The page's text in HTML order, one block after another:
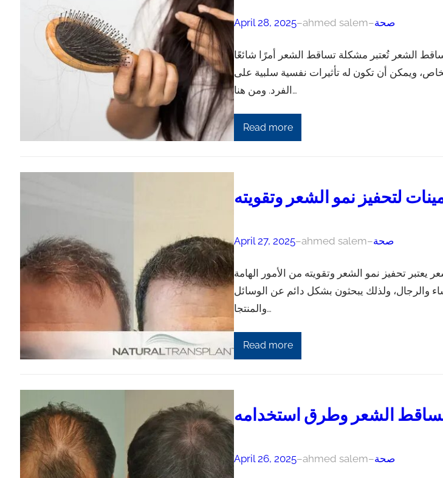
April 28, 2025–ahmed salem–صحة
الشعر تُعتبر مشكلة تساقط الشعر أمرًا شائعًا
ويمكن أن تكون له تأثيرات نفسية سلبية على
الفرد. ومن هنا…
Read more
لتحفيز نمو الشعر وتقويته
April 27, 2025–ahmed salem–صحة
يعتبر تحفيز نمو الشعر وتقويته من الأمور الهامة
والرجال، ولذلك يبحثون بشكل دائم عن الوسائل
والمنتجا…
Read more
تساقط الشعر وطرق استخدامه
April 26, 2025–ahmed salem–صحة